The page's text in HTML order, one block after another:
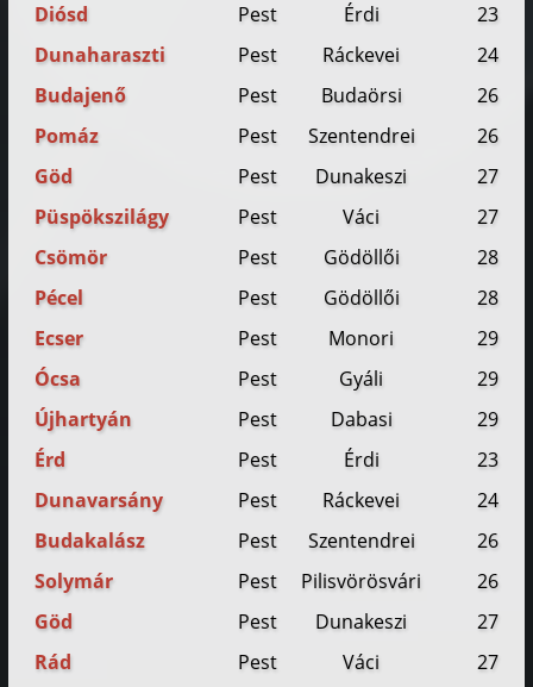
Diósd
Pest Érdi
23
Dunaharaszti
Pest Ráckevei
24
Budajenő
Pest Budaörsi
26
Pomáz
Pest Szentendrei
26
Göd
Pest Dunakeszi
27
Püspökszilágy
Pest Váci
27
Csömör
Pest Gödöllői
28
Pécel
Pest Gödöllői
28
Ecser
Pest Monori
29
Ócsa
Pest Gyáli
29
Újhartyán
Pest Dabasi
29
Érd
Pest Érdi
23
Dunavarsány
Pest Ráckevei
24
Budakalász
Pest Szentendrei
26
Solymár
Pest Pilisvörösvári
26
Göd
Pest Dunakeszi
27
Rád
Pest Váci 27